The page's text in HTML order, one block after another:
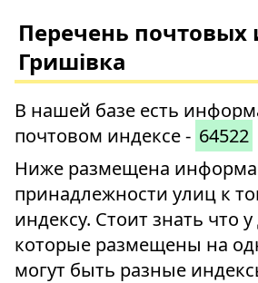
Перечень почтовых
Гришівка
В нашей базе есть
почтовом индексе - 64522
Ниже размещена
принадлежности улиц к
индексу. Стоит знать что
которые размещены на
могут быть разные